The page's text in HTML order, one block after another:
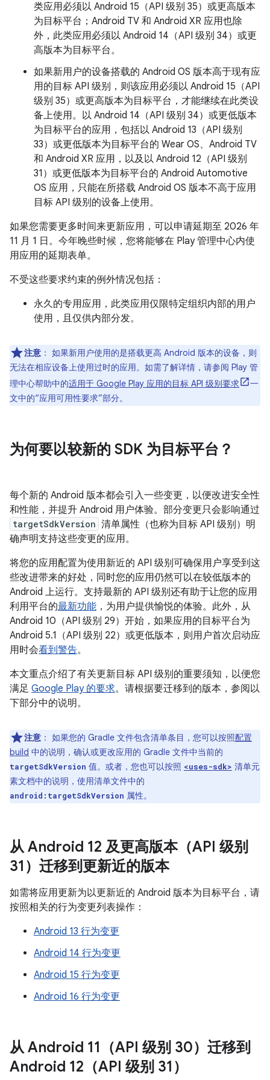
类应用必须以 Android 15（API 级别 35）或更高版本
为目标平台；Android TV 和 Android XR 应用也除
外，此类应用必须以 Android 14（API 级别 34）或更
高版本为目标平台。
如果新用户的设备搭载的 Android OS 版本高于现有应
用的目标 API 级别，则该应用必须以 Android 15（API
级别 35）或更高版本为目标平台，才能继续在此类设
备上使用。以 Android 14（API 级别 34）或更低版本
为目标平台的应用，包括以 Android 13（API 级别
33）或更低版本为目标平台的 Wear OS、Android TV
和 Android XR 应用，以及以 Android 12（API 级别
31）或更低版本为目标平台的 Android Automotive
OS 应用，只能在所搭载 Android OS 版本不高于应用
目标 API 级别的设备上使用。
如果您需要更多时间来更新应用，可以申请延期至 2026 年
11 月 1 日。今年晚些时候，您将能够在 Play 管理中心内使
用应用的延期表单。
不受这些要求约束的例外情况包括：
永久的专用应用，此类应用仅限特定组织内部的用户
使用，且仅供内部分发。
注意 ： 如果新用户使用的是搭载更高 Android 版本的设备，则
无法在相应设备上使用过时的应用。如需了解详情，请参阅 Play 管
理中心帮助中的适用于 Google Play 应用的目标 API 级别要求
一
文中的“应用可用性要求”部分。
为何要以较新的 SDK 为目标平台？
每个新的 Android 版本都会引入一些变更，以便改进安全性
和性能，并提升 Android 用户体验。部分变更只会影响通过
targetSdkVersion 清单属性（也称为目标 API 级别）明
确声明支持这些变更的应用。
将您的应用配置为使用新近的 API 级别可确保用户享受到这
些改进带来的好处，同时您的应用仍然可以在较低版本的
Android 上运行。支持最新的 API 级别还有助于让您的应用
利用平台的最新功能 ，为用户提供愉悦的体验。此外，从
Android 10（API 级别 29）开始，如果应用的目标平台为
Android 5.1（API 级别 22）或更低版本，则用户首次启动应
用时会看到警告。
本文重点介绍了有关更新目标 API 级别的重要须知，以便您
满足 Google Play 的要求。请根据要迁移到的版本，参阅以
下部分中的说明。
注意 ： 如果您的 Gradle 文件包含清单条目，您可以按照配置
build 中的说明，确认或更改应用的 Gradle 文件中当前的
targetSdkVersion 值。或者，您也可以按照 <uses-sdk> 清单元
素文档中的说明，使用清单文件中的
android:targetSdkVersion 属性。
从 Android 12 及更高版本（API 级别
31）迁移到更新近的版本
如需将应用更新为以更新近的 Android 版本为目标平台，请
按照相关的行为变更列表操作：
Android 13 行为变更
Android 14 行为变更
Android 15 行为变更
Android 16 行为变更
从 Android 11（API 级别 30）迁移到
Android 12（API 级别 31）